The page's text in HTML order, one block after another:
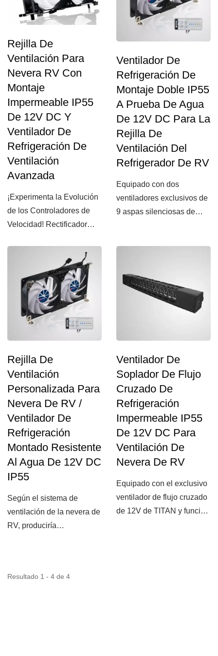
Rejilla De
Ventilación Para
Nevera RV Con
Montaje
Impermeable IP55
De 12V DC Y
Ventilador De
Refrigeración De
Ventilación
Avanzada
¡Experimenta la Evolución
de los Controladores de
Velocidad! Rectificador
Ventilador De
Refrigeración De
Montaje Doble IP55
A Prueba De Agua
De 12V DC Para La
Rejilla De
Ventilación Del
Refrigerador De RV
Equipado con dos
ventiladores exclusivos de
9 aspas silenciosas de
Rejilla De
Ventilación
Personalizada Para
Nevera De RV /
Ventilador De
Refrigeración
Montado Resistente
Al Agua De 12V DC
IP55
Según el sistema de
ventilación de la nevera de
RV, produciría
Ventilador De
Soplador De Flujo
Cruzado De
Refrigeración
Impermeable IP55
De 12V DC Para
Ventilación De
Nevera De RV
Equipado con el exclusivo
ventilador de flujo cruzado
de 12V de TITAN y función
Resultado 1 - 4 de 4